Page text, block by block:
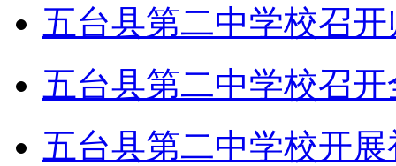
五台县第二中学校召
五台县第二中学校召
五台县第二中学校开